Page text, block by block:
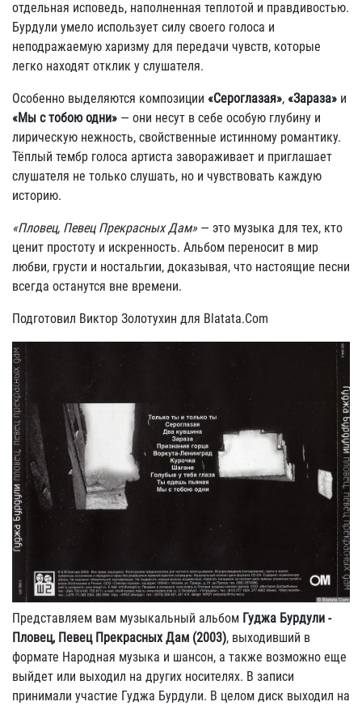
отдельная исповедь, наполненная теплотой и правдивостью.
Бурдули умело использует силу своего голоса и
неподражаемую харизму для передачи чувств, которые
легко находят отклик у слушателя.
Особенно выделяются композиции «Сероглазая», «Зараза» и
«Мы с тобою одни» — они несут в себе особую глубину и
лирическую нежность, свойственные истинному романтику.
Тёплый тембр голоса артиста завораживает и приглашает
слушателя не только слушать, но и чувствовать каждую
историю.
«Пловец, Певец Прекрасных Дам»— это музыка для тех, кто
ценит простоту и искренность. Альбом переносит в мир
любви, грусти и ностальгии, доказывая, что настоящие песни
всегда останутся вне времени.
Подготовил Виктор Золотухин для Blatata.Com
Представляем вам музыкальный альбом Гуджа Бурдули -
Пловец, Певец Прекрасных Дам (2003), выходивший в
формате Народная музыка и шансон, а также возможно еще
выйдет или выходил на других носителях. В записи
принимали участие Гуджа Бурдули. В целом диск выходил на